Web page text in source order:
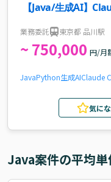
【Java/生成AI】
業務委託 東京都 品川駅
~ 750,000 円/月
JavaPython生成AIClaude
気に
Java案件の平均